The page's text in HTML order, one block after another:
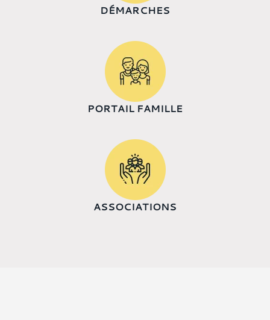
DÉMARCHES
PORTAIL FAMILLE
ASSOCIATIONS